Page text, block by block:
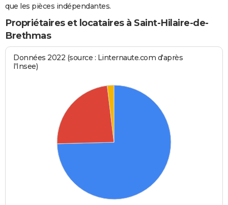
que les pièces indépendantes.
Propriétaires et locataires à Saint-Hilaire-de-
Brethmas
Données 2022 (source : Linternaute.com d'après
l'Insee)